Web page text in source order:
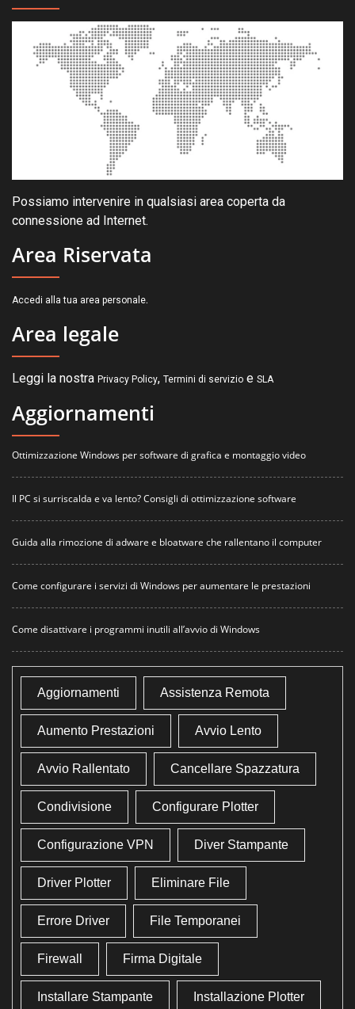
Possiamo intervenire in qualsiasi area coperta da
connessione ad Internet.
Area Riservata
Accedi alla tua area personale.
Area legale
Leggi la nostra Privacy Policy, Termini di servizio e SLA
Aggiornamenti
Ottimizzazione Windows per software di grafica e montaggio video
Il PC si surriscalda e va lento? Consigli di ottimizzazione software
Guida alla rimozione di adware e bloatware che rallentano il computer
Come configurare i servizi di Windows per aumentare le prestazioni
Come disattivare i programmi inutili all’avvio di Windows
Aggiornamenti Assistenza Remota
Aumento Prestazioni Avvio Lento
Avvio Rallentato Cancellare Spazzatura
Condivisione Configurare Plotter
Configurazione VPN Diver Stampante
Driver Plotter Eliminare File
Errore Driver File Temporanei
Firewall Firma Digitale
Installare Stampante Installazione Plotter